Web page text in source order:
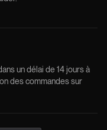
un délai de 14 jours à
des commandes sur